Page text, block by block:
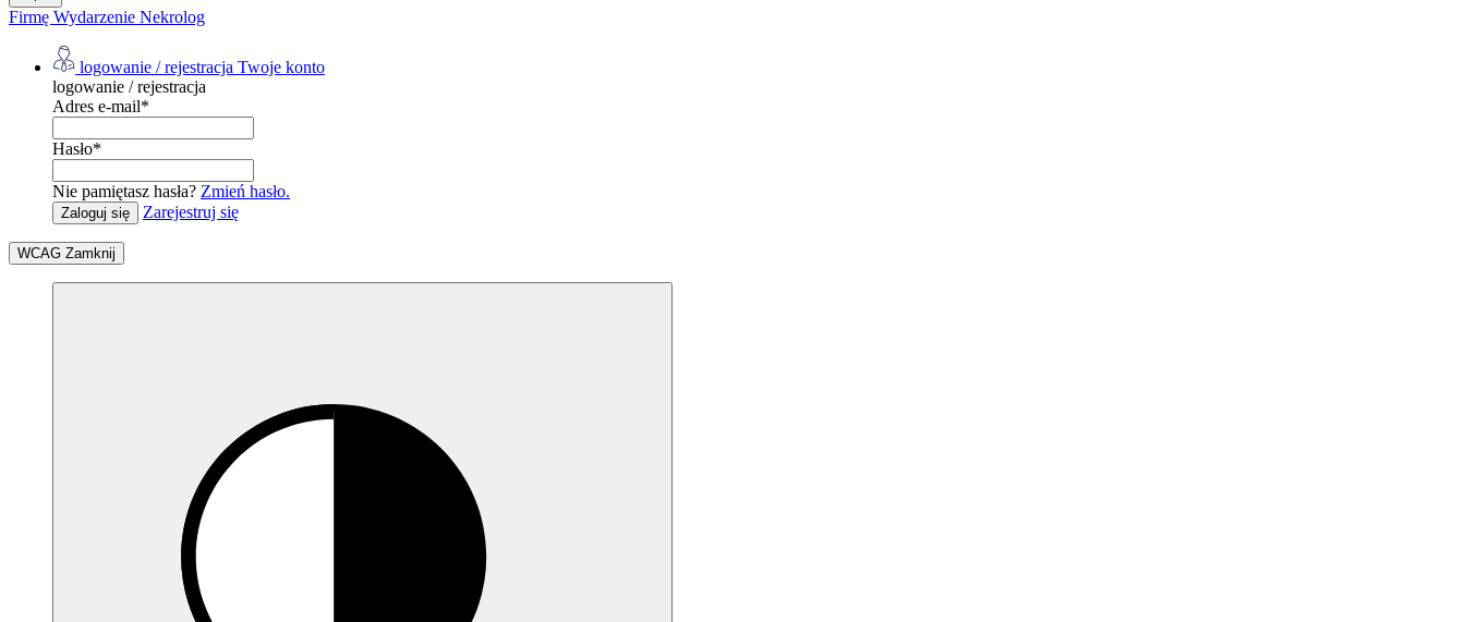
Firmę Wydarzenie Nekrolog
logowanie / rejestracja Twoje konto
logowanie / rejestracja
Adres e-mail*
Hasło*
Nie pamiętasz hasła? Zmień hasło.
Zaloguj się Zarejestruj się
WCAG Zamknij